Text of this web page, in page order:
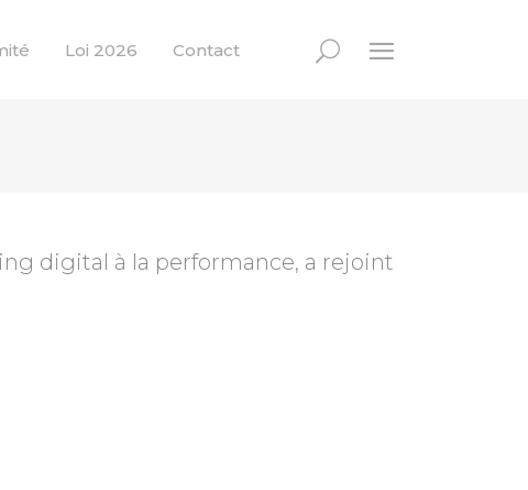
Loi 2026 Contact
digital à la performance, a rejoint